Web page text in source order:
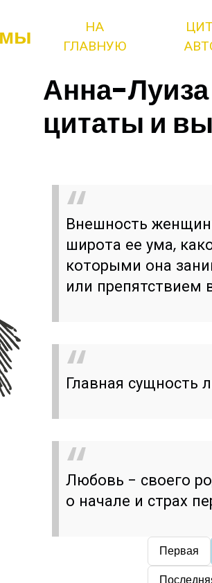
НА
ГЛАВНУЮ
Анна-
цитаты и
Внешность
широта ее ума,
которыми она
или препятствием
Главная сущность
Любовь - своего
о начале и страх
Первая